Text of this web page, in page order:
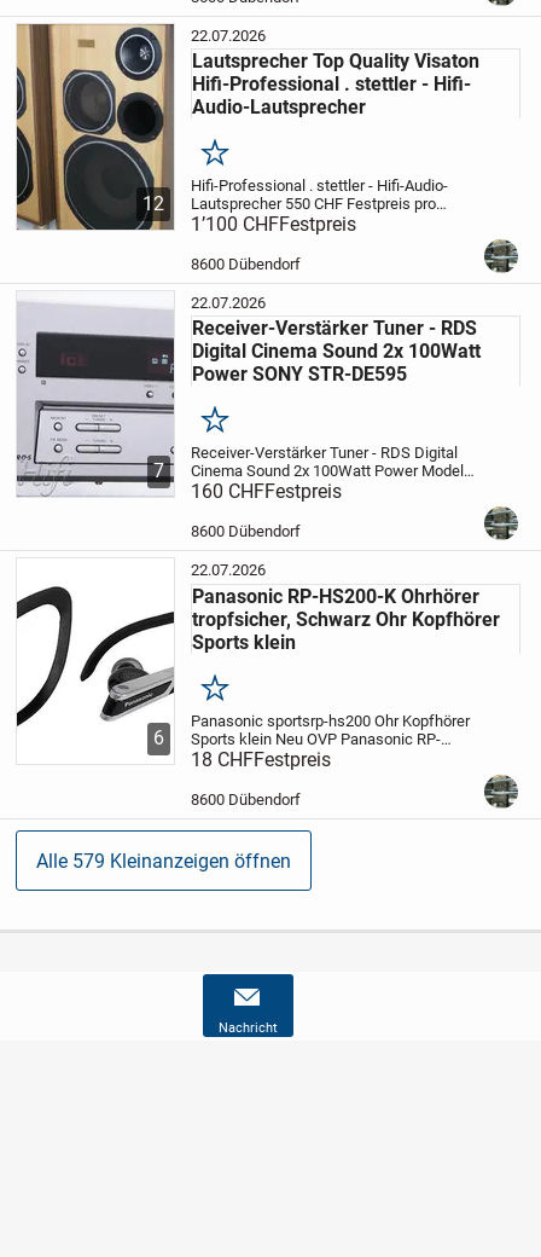
Nachricht
12
22.07.2026
Lautsprecher Top Quality Visaton
Hifi-Professional . stettler - Hifi-
Audio-Lautsprecher
Merken
Hifi-Professional . stettler - Hifi-Audio-
Lautsprecher 550 CHFFestpreis pro
stück8600 DübendorfHifi-Professional -
Lautsprecher
BassreflexHolz Hell Edition
1’100 CHFFestpreis
8600 Dübendorf
7
22.07.2026
Receiver-Verstärker Tuner - RDS
Digital Cinema Sound 2x 100Watt
Power SONY STR-DE595
Merken
Receiver-Verstärker Tuner - RDS Digital
Cinema Sound 2x 100Watt Power Modell:
STR -DE 595 Serie NR: 5536545
inkl. Fernbedienung
Zubehör Funktionstest guter...
160 CHFFestpreis
8600 Dübendorf
6
22.07.2026
Panasonic RP-HS200-K Ohrhörer
tropfsicher, Schwarz Ohr Kopfhörer
Sports klein
Merken
Panasonic sportsrp-hs200 Ohr Kopfhörer
Sports klein Neu OVP Panasonic RP-
HS200-K Ohrhörer tropfsicher, Schwarz
Wir senden auch per post zu Fr. 12.50
Versand Konto Daten im end Bild
18 CHFFestpreis
8600 Dübendorf
Alle 579 Kleinanzeigen öffnen